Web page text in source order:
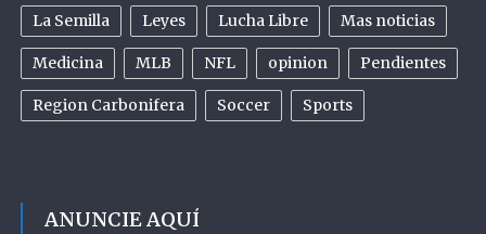
La Semilla Leyes Lucha Libre Mas noticias
Medicina MLB NFL opinion Pendientes
Region Carbonifera Soccer Sports
ANUNCIE AQUÍ